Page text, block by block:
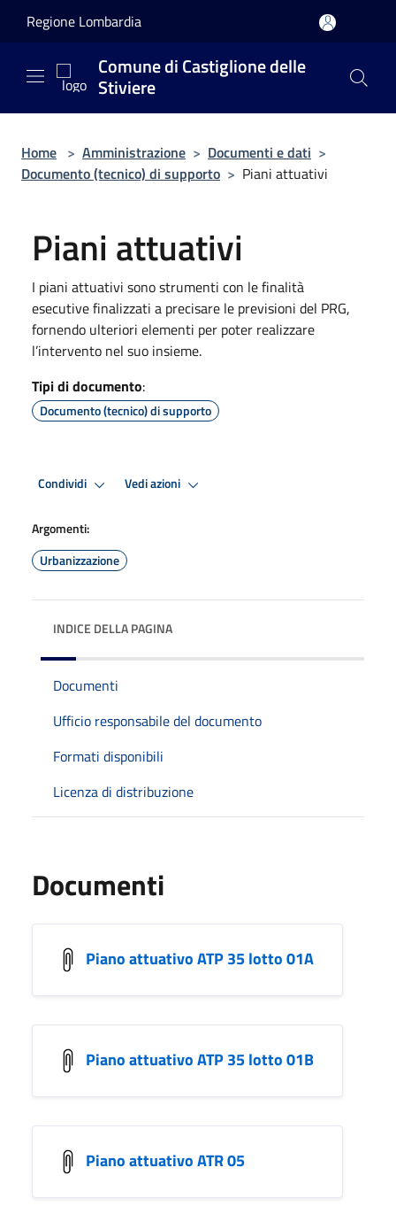
Regione Lombardia
Comune di Castiglione delle
Stiviere
Home > Amministrazione > Documenti e dati >
Documento (tecnico) di supporto > Piani attuativi
Piani attuativi
I piani attuativi sono strumenti con le finalità
esecutive finalizzati a precisare le previsioni del PRG,
fornendo ulteriori elementi per poter realizzare
l’intervento nel suo insieme.
Tipi di documento:
Documento (tecnico) di supporto
Condividi Vedi azioni
Argomenti:
Urbanizzazione
INDICE DELLA PAGINA
Documenti
Ufficio responsabile del documento
Formati disponibili
Licenza di distribuzione
Documenti
Piano attuativo ATP 35 lotto 01A
Piano attuativo ATP 35 lotto 01B
Piano attuativo ATR 05